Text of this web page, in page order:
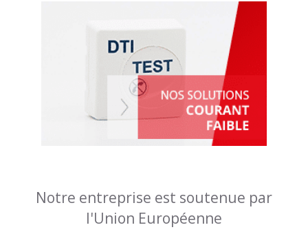
Notre entreprise est soutenue par
l'Union Européenne